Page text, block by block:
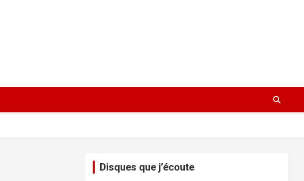
Disques que j’écoute